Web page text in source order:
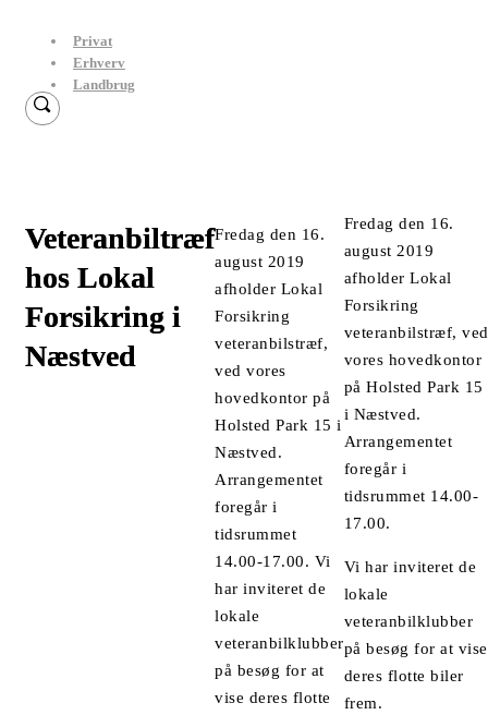
Privat
Erhverv
Landbrug
Veteranbiltræf
hos Lokal
Forsikring i
Næstved
Fredag den 16.
august 2019
afholder Lokal
Forsikring
veteranbilstræf,
ved vores
hovedkontor på
Holsted Park 15 i
Næstved.
Arrangementet
foregår i
tidsrummet
14.00-17.00. Vi
har inviteret de
lokale
veteranbilklubber
på besøg for at
vise deres flotte
Fredag den 16.
august 2019
afholder Lokal
Forsikring
veteranbilstræf, ved
vores hovedkontor
på Holsted Park 15
i Næstved.
Arrangementet
foregår i
tidsrummet 14.00-
17.00.
Vi har inviteret de
lokale
veteranbilklubber
på besøg for at vise
deres flotte biler
frem.